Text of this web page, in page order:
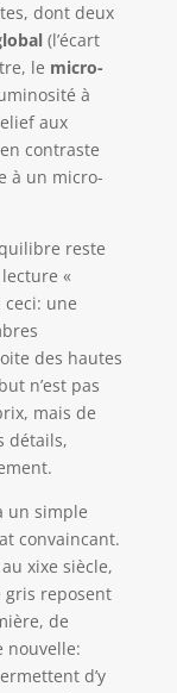
dont deux
(l’écart
le micro-
à
aux
contraste
à un micro-
reste
«
une
des hautes
n’est pas
mais de
détails,
un simple
convaincant.
xixe siècle,
gris reposent
de
nouvelle:
d’y